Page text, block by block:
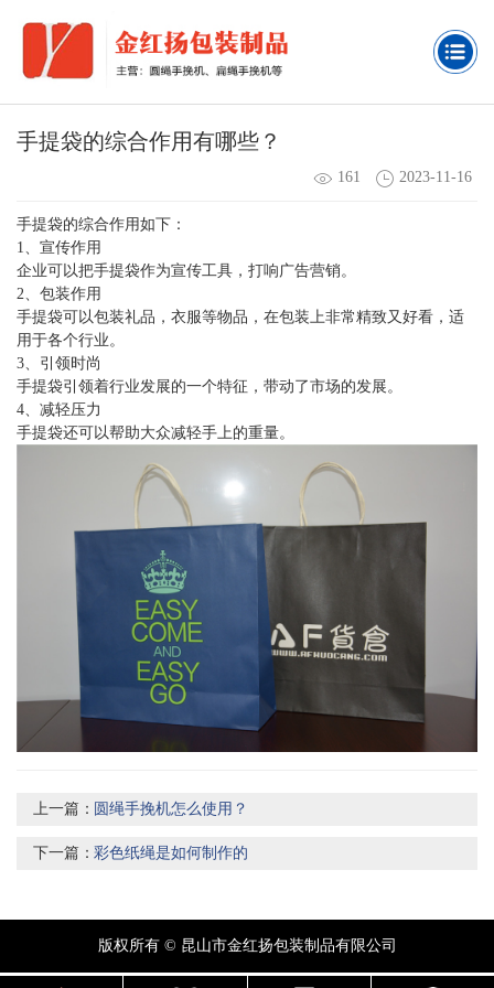
手提袋的综合作用有哪些？
161 2023-11-16
手提袋的综合作用如下：
1、宣传作用
企业可以把手提袋作为宣传工具，打响广告营销。
2、包装作用
手提袋可以包装礼品，衣服等物品，在包装上非常精致又好看，适
用于各个行业。
3、引领时尚
手提袋引领着行业发展的一个特征，带动了市场的发展。
4、减轻压力
手提袋还可以帮助大众减轻手上的重量。
上一篇： 圆绳手挽机怎么使用？
下一篇：彩色纸绳是如何制作的
版权所有 © 昆山市金红扬包装制品有限公司